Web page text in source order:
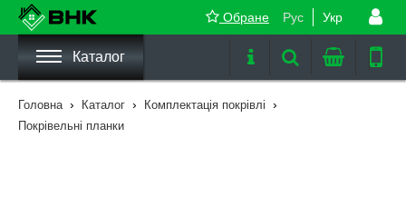
Рус Укр
Обране
Каталог
Головна › Каталог › Комплектація покрівлі ›
Покрівельні планки